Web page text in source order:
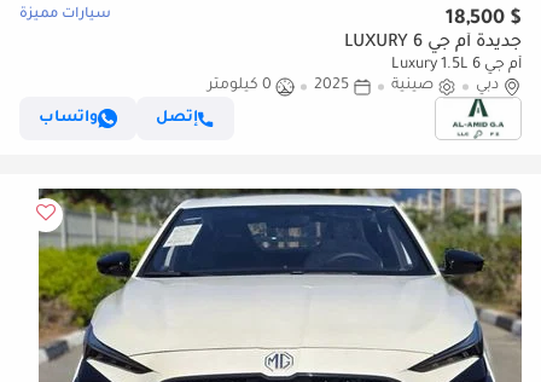
$ 18,500 سيارات مميزة
جديدة أم جي 6 LUXURY
أم جي 6 Luxury 1.5L
دبي
صينية 2025
0 كيلومتر
إتصل
واتساب